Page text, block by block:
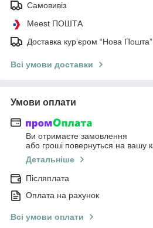
Самовивіз
Meest ПОШТА
Доставка кур’єром “Нова Пошта”
Всі умови доставки
Умови оплати
Ви отримаєте замовлення
або гроші повернуться на вашу
Детальніше
Післяплата
Оплата на рахунок
Всі умови оплати